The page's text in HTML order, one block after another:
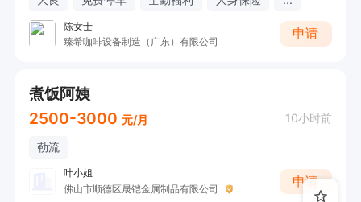
陈女士
臻希咖啡设备制造（广东）有限公司
申请
煮饭阿姨
2500-3000 元/月 10小时前
勒流
叶小姐
佛山市顺德区晟铠金属制品有限公司
申请